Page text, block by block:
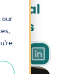
our
qual